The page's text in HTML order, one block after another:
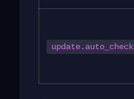
update.auto_check